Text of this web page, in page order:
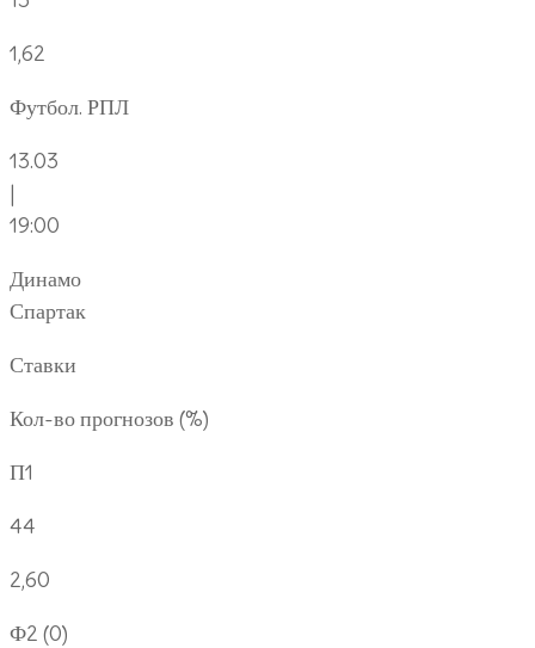
1,62
Футбол. РПЛ
13.03
|
19:00
Динамо
Спартак
Ставки
Кол-во прогнозов (%)
П1
44
2,60
Ф2 (0)